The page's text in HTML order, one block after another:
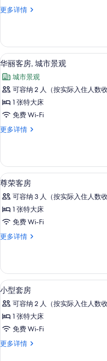
房
所
有
照
片
更多详情
华
更
多
信
显
示
华
丽
客
城
景
观
的
所
有
照
片
6
华丽客房, 城市景观
城市景观
可容纳 2 人（按实际入住人数收
1 张特大床
免费 Wi-Fi
更多详情
华
城
市
景
观
更
多
息
显
示
尊
荣
房
所
有
照
片
5
尊荣客房
可容纳 3 人（按实际入住人数收
1 张特大床
免费 Wi-Fi
更多详情
尊
更
多
信
显
示
小
型
房
5
小型套房
可容纳 2 人（按实际入住人数收
1 张特大床
免费 Wi-Fi
更多详情
小